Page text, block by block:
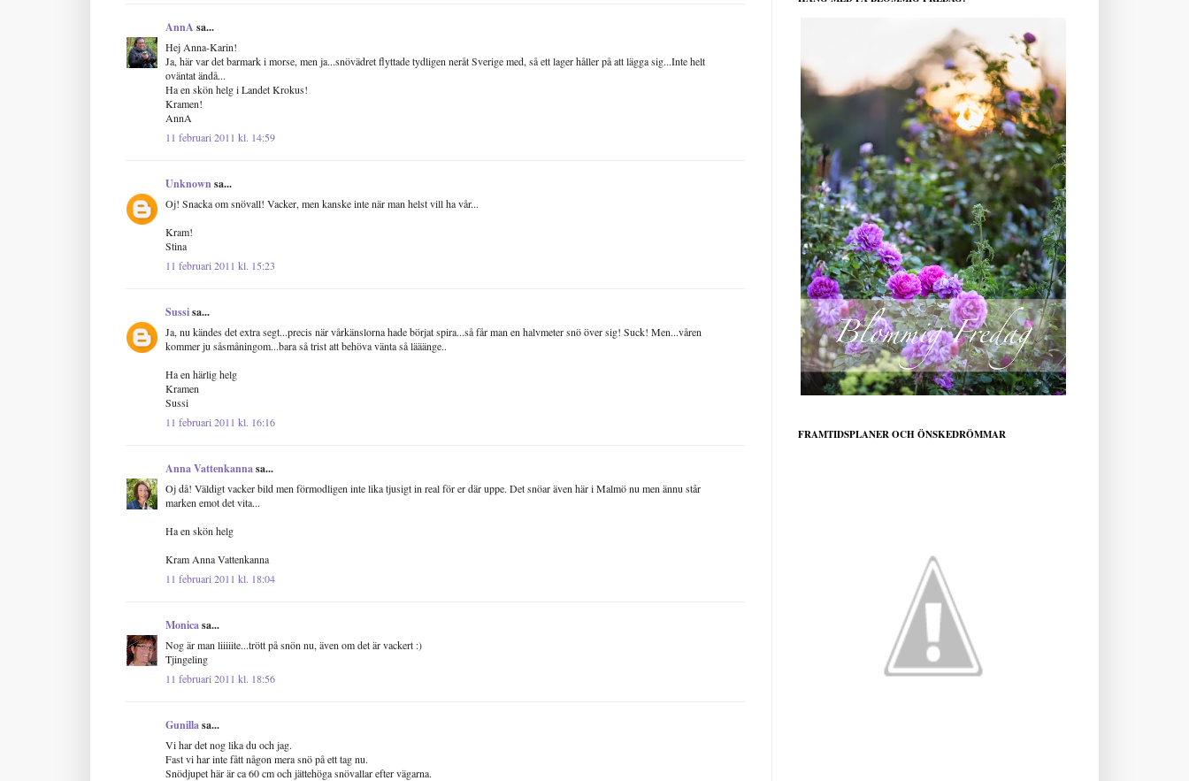
AnnA sa...
Hej Anna-Karin!
Ja, här var det barmark i morse, men ja...snövädret flyttade tydligen neråt Sverige med, så ett lager håller på att lägga sig...Inte helt
oväntat ändå...
Ha en skön helg i Landet Krokus!
Kramen!
AnnA
11 februari 2011 kl. 14:59
Unknownsa...
Oj! Snacka om snövall! Vacker, men kanske inte när man helst vill ha vår...
Kram!
Stina
11 februari 2011 kl. 15:23
Sussisa...
Ja, nu kändes det extra segt...precis när vårkänslorna hade börjat spira...så får man en halvmeter snö över sig! Suck! Men...våren
kommer ju såsmåningom...bara så trist att behöva vänta så lääänge..
Ha en härlig helg
Kramen
Sussi
11 februari 2011 kl. 16:16
Anna Vattenkannasa...
Oj då! Väldigt vacker bild men förmodligen inte lika tjusigt in real för er där uppe. Det snöar även här i Malmö nu men ännu står
marken emot det vita...
Ha en skön helg
Kram Anna Vattenkanna
11 februari 2011 kl. 18:04
Monicasa...
Nog är man liiiiite...trött på snön nu, även om det är vackert :)
Tjingeling
11 februari 2011 kl. 18:56
Gunillasa...
Vi har det nog lika du och jag.
Fast vi har inte fått någon mera snö på ett tag nu.
Snödjupet här är ca 60 cm och jättehöga snövallar efter vägarna.
FRAMTIDSPLANER OCH ÖNSKEDRÖMMAR